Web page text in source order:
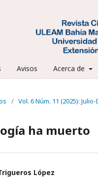
Avisos Acerca de
/ Vol. 6 Núm. 11 (2025):
ha muerto
López